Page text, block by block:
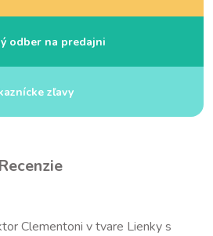
odber na predajni
zľavy
Recenzie
Clementoni v tvare Lienky s